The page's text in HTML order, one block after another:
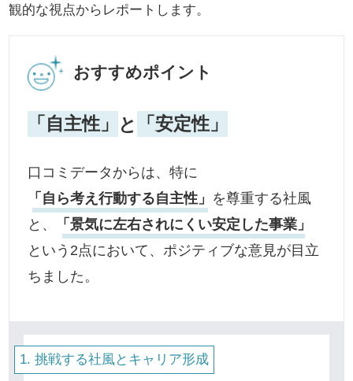
観的な視点からレポートします。
おすすめポイント
「自主性」 と 「安定性」
口コミデータからは、特に
「自ら考え行動する自主性」 を尊重する社風
と、
「景気に左右されにくい安定した事業」
という2点において、ポジティブな意見が目立
ちました。
挑戦する社風とキャリア形成